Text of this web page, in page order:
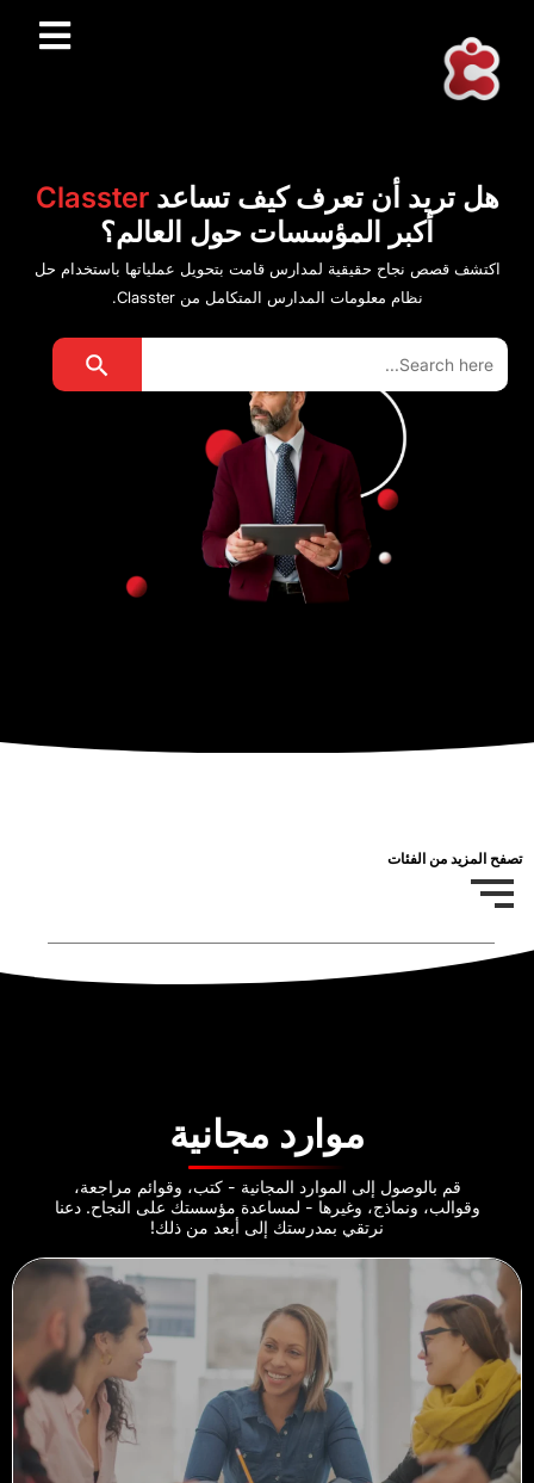
هل تريد أن تعرف كيف تساعدClasster
أكبر المؤسسات حول العالم؟
اكتشف قصص نجاح حقيقية لمدارس قامت بتحويل عملياتها باستخدام حل
نظام معلومات المدارس المتكامل من Classter.
Search
for:
Search Button
تصفح المزيد من الفئات
موارد مجانية
قم بالوصول إلى الموارد المجانية - كتب، وقوائم مراجعة،
وقوالب، ونماذج، وغيرها - لمساعدة مؤسستك على النجاح. دعنا
نرتقي بمدرستك إلى أبعد من ذلك!